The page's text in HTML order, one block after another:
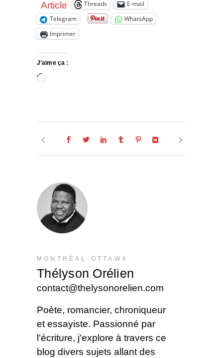
Article Threads
E-mail
Telegram
WhatsApp
Imprimer
J’aime ça :
Chargement…
MONTRÉAL-OTTAWA
Thélyson Orélien
contact@thelysonorelien.com
Poète, romancier, chroniqueur
et essayiste. Passionné par
l'écriture, j'explore à travers ce
blog divers sujets allant des